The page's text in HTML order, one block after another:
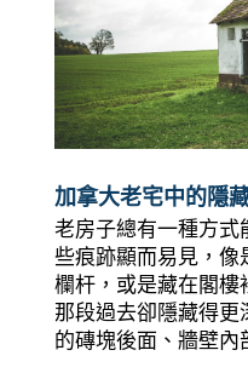
加拿大老宅中的隱
老房子總有一種方
些痕跡顯而易見，像
欄杆，或是藏在閣樓
那段過去卻隱藏得
的磚塊後面、牆壁